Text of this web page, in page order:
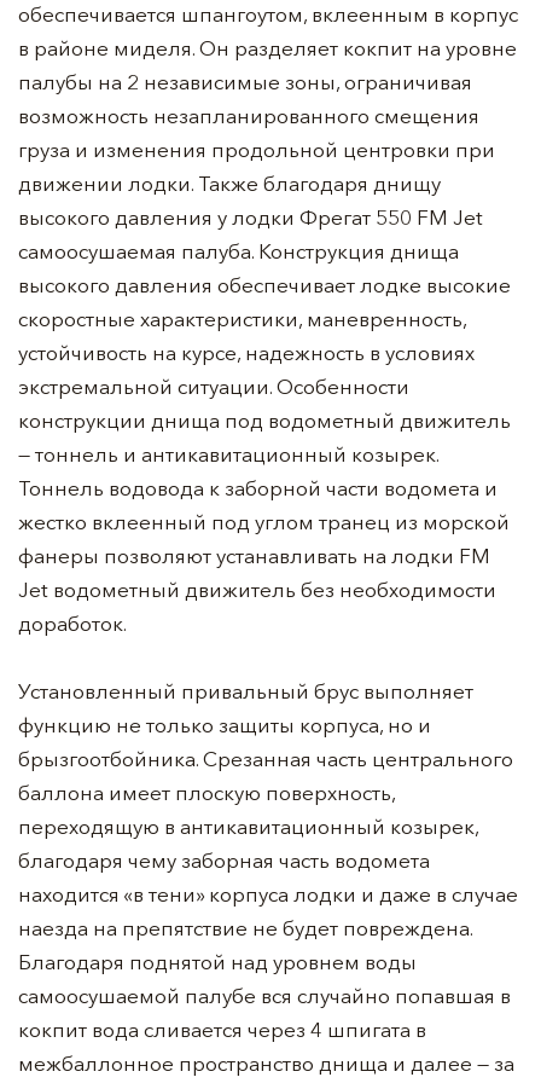
обеспечивается шпангоутом, вклеенным в корпус
в районе миделя. Он разделяет кокпит на уровне
палубы на 2 независимые зоны, ограничивая
возможность незапланированного смещения
груза и изменения продольной центровки при
движении лодки. Также благодаря днищу
высокого давления у лодки Фрегат 550 FM Jet
самоосушаемая палуба. Конструкция днища
высокого давления обеспечивает лодке высокие
скоростные характеристики, маневренность,
устойчивость на курсе, надежность в условиях
экстремальной ситуации. Особенности
конструкции днища под водометный движитель
— тоннель и антикавитационный козырек.
Тоннель водовода к заборной части водомета и
жестко вклеенный под углом транец из морской
фанеры позволяют устанавливать на лодки FM
Jet водометный движитель без необходимости
доработок.
Установленный привальный брус выполняет
функцию не только защиты корпуса, но и
брызгоотбойника. Срезанная часть центрального
баллона имеет плоскую поверхность,
переходящую в антикавитационный козырек,
благодаря чему заборная часть водомета
находится «в тени» корпуса лодки и даже в случае
наезда на препятствие не будет повреждена.
Благодаря поднятой над уровнем воды
самоосушаемой палубе вся случайно попавшая в
кокпит вода сливается через 4 шпигата в
межбаллонное пространство днища и далее — за